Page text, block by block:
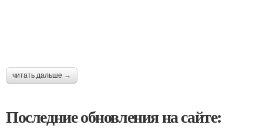
читать дальше →
Последние обновления на сайте: